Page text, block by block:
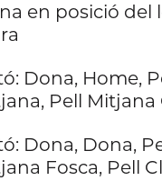
en posició del
Dona, Home,
Pell Mitjana
Dona, Dona,
Fosca, Pell